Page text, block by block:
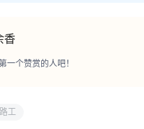
香
一个赞赏的人吧！
工